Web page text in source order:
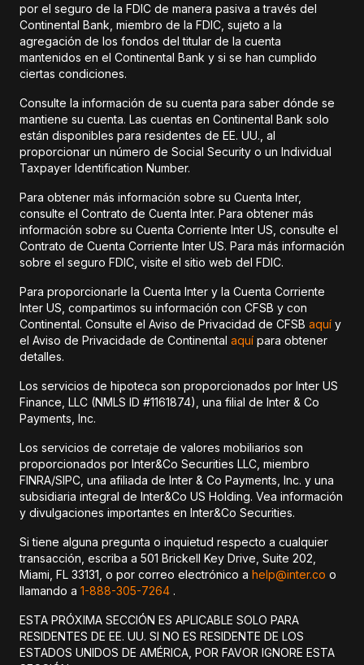
por el seguro de la FDIC de manera pasiva a través del
Continental Bank, miembro de la FDIC, sujeto a la
agregación de los fondos del titular de la cuenta
mantenidos en el Continental Bank y si se han cumplido
ciertas condiciones.
Consulte la información de su cuenta para saber dónde se
mantiene su cuenta. Las cuentas en Continental Bank solo
están disponibles para residentes de EE. UU., al
proporcionar un número de Social Security o un Individual
Taxpayer Identification Number.
Para obtener más información sobre su Cuenta Inter,
consulte el Contrato de Cuenta Inter. Para obtener más
información sobre su Cuenta Corriente Inter US, consulte el
Contrato de Cuenta Corriente Inter US. Para más información
sobre el seguro FDIC, visite el sitio web del FDIC.
Para proporcionarle la Cuenta Inter y la Cuenta Corriente
Inter US, compartimos su información con CFSB y con
Continental. Consulte el Aviso de Privacidad de CFSB aquí y
el Aviso de Privacidade de Continental aquí para obtener
detalles.
Los servicios de hipoteca son proporcionados por Inter US
Finance, LLC (NMLS ID #1161874), una filial de Inter & Co
Payments, Inc.
Los servicios de corretaje de valores mobiliarios son
proporcionados por Inter&Co Securities LLC, miembro
FINRA/SIPC, una afiliada de Inter & Co Payments, Inc. y una
subsidiaria integral de Inter&Co US Holding. Vea información
y divulgaciones importantes en Inter&Co Securities.
Si tiene alguna pregunta o inquietud respecto a cualquier
transacción, escriba a 501 Brickell Key Drive, Suite 202,
Miami, FL 33131, o por correo electrónico a help@inter.co o
llamando a 1-888-305-7264 .
ESTA PRÓXIMA SECCIÓN ES APLICABLE SOLO PARA
RESIDENTES DE EE. UU. SI NO ES RESIDENTE DE LOS
ESTADOS UNIDOS DE AMÉRICA, POR FAVOR IGNORE ESTA